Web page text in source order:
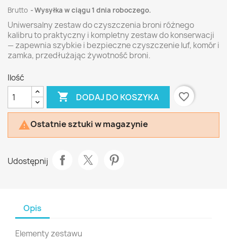
Brutto Wysyłka w ciągu 1 dnia roboczego.
Uniwersalny zestaw do czyszczenia broni różnego
kalibru to praktyczny i kompletny zestaw do konserwacji
— zapewnia szybkie i bezpieczne czyszczenie luf, komór i
zamka, przedłużając żywotność broni.
Ilość
 DODAJ DO KOSZYKA favorite_border
Ostatnie sztuki w magazynie
Udostępnij
Opis
Elementy zestawu